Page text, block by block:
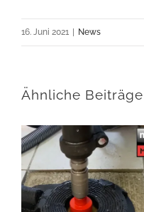
16. Juni 2021 News
Ähnliche Beiträge